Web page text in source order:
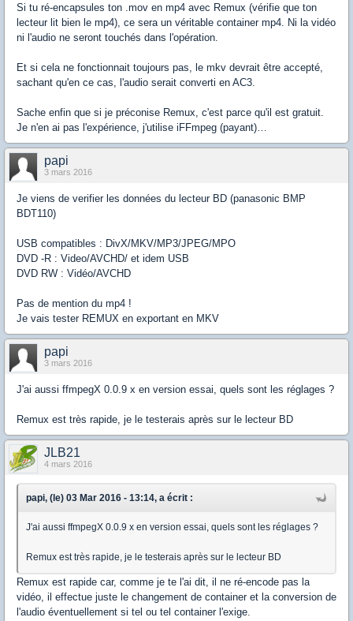
Si tu ré-encapsules ton .mov en mp4 avec Remux (vérifie que ton
lecteur lit bien le mp4), ce sera un véritable container mp4. Ni la vidéo
ni l'audio ne seront touchés dans l'opération.
Et si cela ne fonctionnait toujours pas, le mkv devrait être accepté,
sachant qu'en ce cas, l'audio serait converti en AC3.
Sache enfin que si je préconise Remux, c'est parce qu'il est gratuit.
Je n'en ai pas l'expérience, j'utilise iFFmpeg (payant)…
papi
3 mars 2016
Je viens de verifier les données du lecteur BD (panasonic BMP
BDT110)
USB compatibles : DivX/MKV/MP3/JPEG/MPO
DVD -R : Video/AVCHD/ et idem USB
DVD RW : Vidéo/AVCHD
Pas de mention du mp4 !
Je vais tester REMUX en exportant en MKV
papi
3 mars 2016
J'ai aussi ffmpegX 0.0.9 x en version essai, quels sont les réglages ?
Remux est très rapide, je le testerais après sur le lecteur BD
JLB21
4 mars 2016
papi, (le) 03 Mar 2016 - 13:14, a écrit :
J'ai aussi ffmpegX 0.0.9 x en version essai, quels sont les réglages ?
Remux est très rapide, je le testerais après sur le lecteur BD
Remux est rapide car, comme je te l'ai dit, il ne ré-encode pas la
vidéo, il effectue juste le changement de container et la conversion de
l'audio éventuellement si tel ou tel container l'exige.